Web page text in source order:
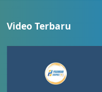
Video Terbaru